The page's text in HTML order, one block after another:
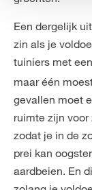
Een dergelijk
zin als je
tuiniers met een
maar één
gevallen moet
ruimte zijn
zodat je in de
prei kan
aardbeien. En